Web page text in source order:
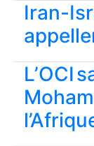
Iran-
L’OCI